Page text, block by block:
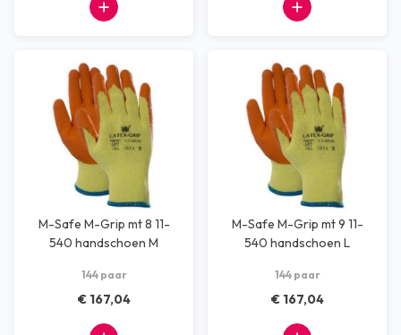
M-Safe M-Grip mt 8 11-
540 handschoen M
144 paar
€ 167,04
M-Safe M-Grip mt 9 11-
540 handschoen L
144 paar
€ 167,04